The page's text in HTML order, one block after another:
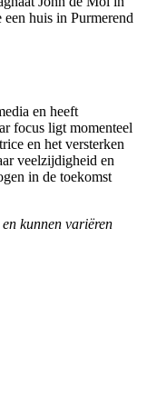
huis in Purmerend
en heeft
focus ligt momenteel
en het versterken
veelzijdigheid en
in de toekomst
kunnen variëren